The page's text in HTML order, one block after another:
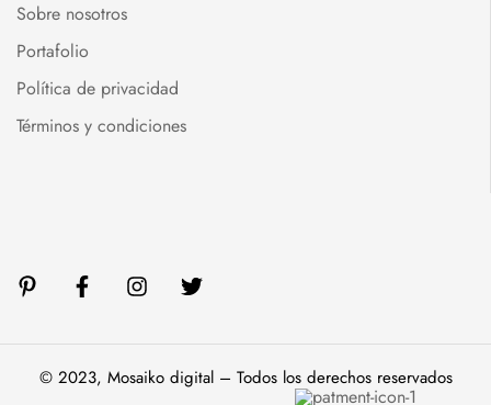
Sobre nosotros
Portafolio
Política de privacidad
Términos y condiciones
© 2023, Mosaiko digital – Todos los derechos reservados